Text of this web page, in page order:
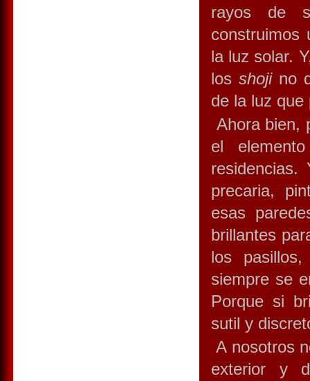
rayos de
construimos
la luz solar.
los shojino
de la luz
Ahora bien,
el
precaria,
esas
brillantes
los
siempre se
Porque si
sutil y
A nosotros
exterior y